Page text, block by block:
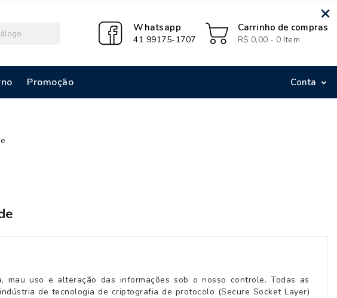
×
Carrinho de compras
R$ 0,00 - 0 Item
Whatsapp
41 99175-1707
Promoção Conta 
uso e alteração das informações sob o nosso controle. Todas as
de tecnologia de criptografia de protocolo (Secure Socket Layer)